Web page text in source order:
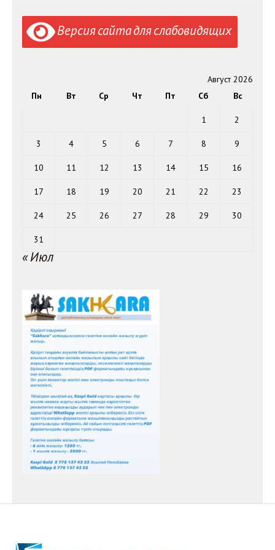
Версия сайта для слабовидящих
Август 2026
Пн
Вт Ср Чт Пт Сб Вс
1 2
3 4 5 6 7 8 9
10 11 12 13 14 15 16
17 18 19 20 21 22 23
24 25 26 27 28 29 30
31
« Июл